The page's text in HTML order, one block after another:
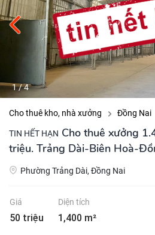
1/4
Cho thuê kho, nhà xưởng Đồng Nai
TIN HẾT HẠN Cho thuê xưởng
triệu. Trảng Dài-Biên Hoà-
Phường Trảng Dài, Đồng Nai
Giá
50 triệu
Diện tích
1,400 m²